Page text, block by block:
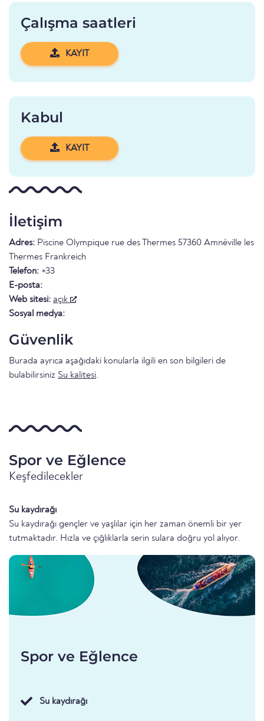
Çalışma saatleri
KAYIT
Kabul
KAYIT
İletişim
Adres: Piscine Olympique rue des Thermes 57360 Amnéville les
Thermes Frankreich
Telefon: +33
E-posta:
Web sitesi: açık
Sosyal medya:
Güvenlik
Burada ayrıca aşağıdaki konularla ilgili en son bilgileri de
bulabilirsiniz Su kalitesi.
Spor ve Eğlence
Keşfedilecekler
Su kaydırağı
Su kaydırağı gençler ve yaşlılar için her zaman önemli bir yer
tutmaktadır. Hızla ve çığlıklarla serin sulara doğru yol alıyor.
Spor ve Eğlence
Su kaydırağı